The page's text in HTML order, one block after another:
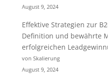
August 9, 2024
Effektive Strategien zur
Definition und bewährte
erfolgreichen
von Skalierung
August 9, 2024